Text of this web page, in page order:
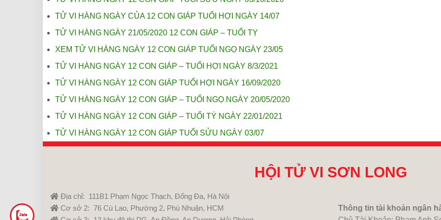
TỬ VI HÀNG NGÀY CỦA 12 CON GIÁP TUỔI HỢI NGÀY 14/07
TỬ VI HÀNG NGÀY 21/05/2020 12 CON GIÁP – TUỔI TỴ
XEM TỬ VI HÀNG NGÀY 12 CON GIÁP TUỔI NGỌ NGÀY 23/05
TỬ VI HÀNG NGÀY 12 CON GIÁP – TUỔI HỢI NGÀY 8/3/2021
TỬ VI HÀNG NGÀY 12 CON GIÁP TUỔI HỢI NGÀY 16/09/2020
TỬ VI HÀNG NGÀY 12 CON GIÁP – TUỔI NGỌ NGÀY 20/05/2020
TỬ VI HÀNG NGÀY 12 CON GIÁP – TUỔI TÝ NGÀY 22/01/2021
TỬ VI HÀNG NGÀY 12 CON GIÁP TUỔI SỬU NGÀY 03/07
HỘI TỬ VI SƠN LONG
Địa chỉ: 111B1 Phạm Ngọc Thạch, Đống Đa, Hà Nội
Cơ sở 2: 76 Cù Lao, Phường 2, Phú Nhuận, HCM
Thông tin tài khoản ngân